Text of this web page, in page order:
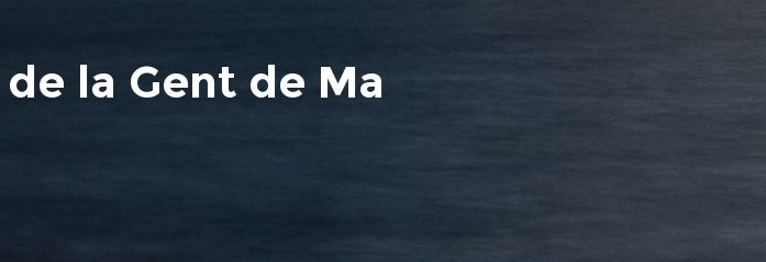
la Gent de Ma